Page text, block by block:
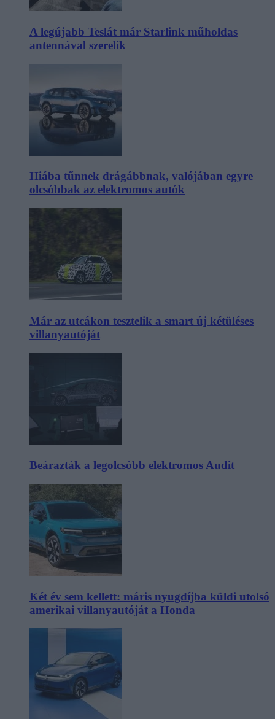
A legújabb Teslát már Starlink műholdas
antennával szerelik
Hiába tűnnek drágábbnak, valójában egyre
olcsóbbak az elektromos autók
Már az utcákon tesztelik a smart új kétüléses
villanyautóját
Beárazták a legolcsóbb elektromos Audit
Két év sem kellett: máris nyugdíjba küldi utolsó
amerikai villanyautóját a Honda